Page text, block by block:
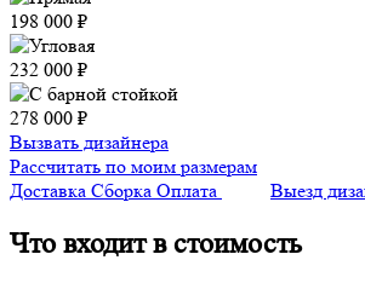
198 000 ₽
232 000 ₽
278 000 ₽
Вызвать дизайнера
Рассчитать по моим размерам
Доставка Сборка Оплата Выезд
Что входит в стоимость